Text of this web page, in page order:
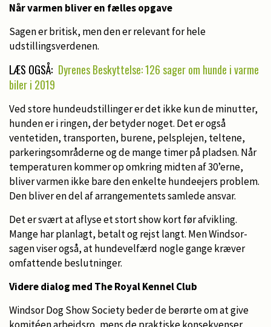
Når varmen bliver en fælles opgave
Sagen er britisk, men den er relevant for hele
udstillingsverdenen.
LÆS OGSÅ: Dyrenes Beskyttelse: 126 sager om hunde i varme
biler i 2019
Ved store hundeudstillinger er det ikke kun de minutter,
hunden er i ringen, der betyder noget. Det er også
ventetiden, transporten, burene, pelsplejen, teltene,
parkeringsområderne og de mange timer på pladsen. Når
temperaturen kommer op omkring midten af 30’erne,
bliver varmen ikke bare den enkelte hundeejers problem.
Den bliver en del af arrangementets samlede ansvar.
Det er svært at aflyse et stort show kort før afvikling.
Mange har planlagt, betalt og rejst langt. Men Windsor-
sagen viser også, at hundevelfærd nogle gange kræver
omfattende beslutninger.
Videre dialog med The Royal Kennel Club
Windsor Dog Show Society beder de berørte om at give
komitéen arbejdsro, mens de praktiske konsekvenser